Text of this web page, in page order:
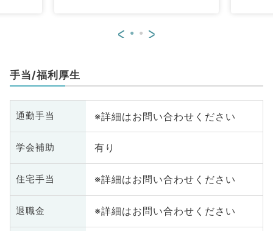
< >
手当/福利厚生
通勤手当 ※詳細はお問い合わせください
学会補助 有り
住宅手当 ※詳細はお問い合わせください
退職金 ※詳細はお問い合わせください